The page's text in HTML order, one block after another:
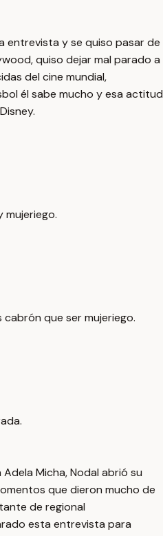
entrevista y se quiso pasar de
quiso dejar mal parado a
del cine mundial,
él sabe mucho y esa actitud
mujeriego.
que ser mujeriego.
Micha, Nodal abrió su
que dieron mucho de
de regional
esta entrevista para